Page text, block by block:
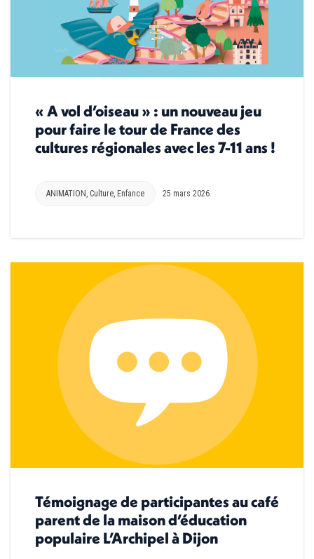
« A vol d’oiseau » : un nouveau jeu
pour faire le tour de France des
cultures régionales avec les 7-11 ans !
ANIMATION, Culture, Enfance 25 mars 2026
Témoignage de participantes au café
parent de la maison d’éducation
populaire L’Archipel à Dijon